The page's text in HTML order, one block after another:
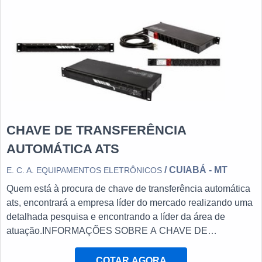
CHAVE DE TRANSFERÊNCIA
AUTOMÁTICA ATS
E. C. A. EQUIPAMENTOS ELETRÔNICOS / CUIABÁ - MT
Quem está à procura de chave de transferência automática
ats, encontrará a empresa líder do mercado realizando uma
detalhada pesquisa e encontrando a líder da área de
atuação.INFORMAÇÕES SOBRE A CHAVE DE
chave de transferência automática ats em uma empresa